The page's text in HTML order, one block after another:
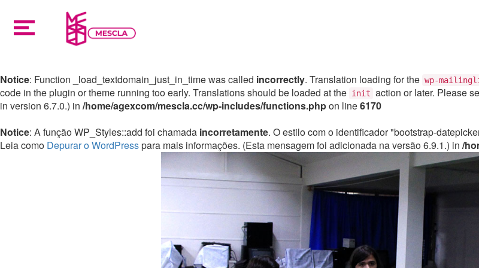
Notice: Function _load_textdomain_just_in_time was called incorrectly. Translation loading for the wp-
code in the plugin or theme running too early. Translations should be loaded at the init action or later. Please
in version 6.7.0.) in /home/agexcom/mescla.cc/wp-includes/functions.phpon line6170
Notice: A função WP_Styles::add foi chamada incorretamente. O estilo com o identificador "bootstrap-
Leia como Depurar o WordPresspara mais informações. (Esta mensagem foi adicionada na versão 6.9.1.) in /